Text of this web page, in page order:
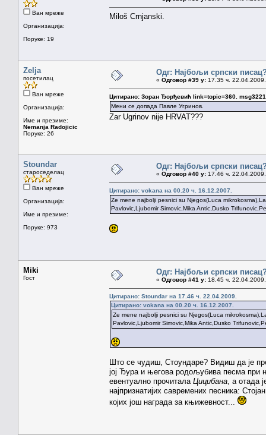
Ван мреже
Организација:
Поруке: 19
Miloš Crnjanski.
Zelja
посетилац
Ван мреже
Организација:
Име и презиме:
Nemanja Radojicic
Поруке: 26
Одг: Најбољи српски
« Одговор #39 у: 17.35 ч.
Цитирано: Зоран Ђорђевић link=topic=360.
Мени се допада Павле Угринов.
Zar Ugrinov nije HRVAT???
Stoundar
староседелац
Ван мреже
Организација:
Име и презиме:
Поруке: 973
Одг: Најбољи српски
« Одговор #40 у: 17.46 ч.
Цитирано: vokana на 00.20 ч. 16.12.2007.
Ze mene najbolji pesnici su Njegos(Luca
Pavlovic,Ljubomir Simovic,Mika Antic,Dusko
Miki
Гост
Одг: Најбољи српски
« Одговор #41 у: 18.45 ч.
Цитирано: Stoundar на 17.46 ч. 22.04.2009.
Цитирано: vokana на 00.20 ч. 16.12.2007.
Ze mene najbolji pesnici su Njegos(Luca
Pavlovic,Ljubomir Simovic,Mika Antic,Dusko
Што се чудиш, Стоундаре? Видиш да је
јој Ђура и његова родољубива песма при
евентуално прочитала Цицибана , а отада
најпризнатијих савремених песника:
којих још награда за књижевност...